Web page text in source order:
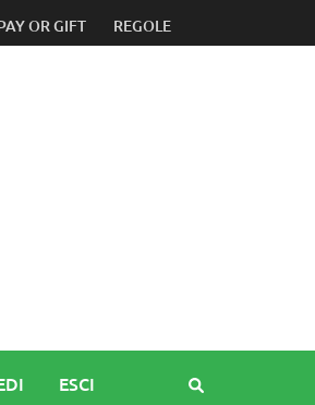
in Senato
OR GIFT REGOLE
ESCI